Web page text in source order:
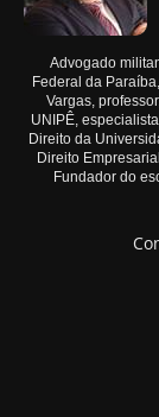
Advogado
Federal da
Vargas,
UNIPÊ,
Direito da
Direito
Fundador do